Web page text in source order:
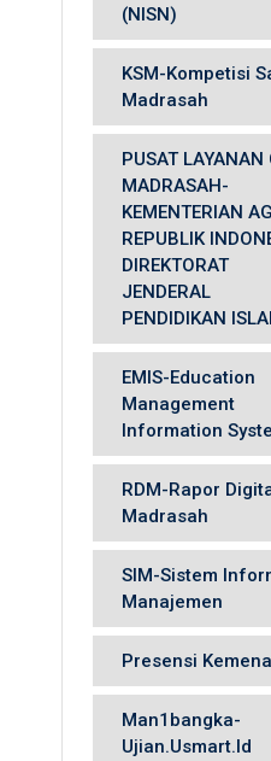
(NISN)
KSM-Kompetisi
Madrasah
PUSAT LAYANAN
MADRASAH-
KEMENTERIAN
REPUBLIK
DIREKTORAT
JENDERAL
PENDIDIKAN
EMIS-Education
Management
Information
RDM-Rapor
Madrasah
SIM-Sistem
Manajemen
Presensi
Man1bangka-
Ujian.usmart.id